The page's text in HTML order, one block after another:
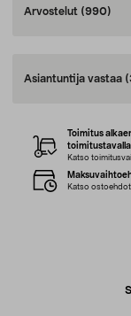
Arvostelut (990)
Asiantuntija vastaa
Toimitus
toimitustavalla
Katso
Katso ostoehdot